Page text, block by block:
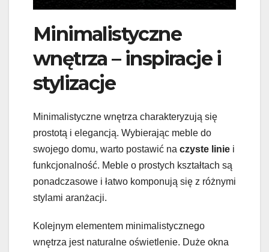
Minimalistyczne
wnętrza – inspiracje i
stylizacje
Minimalistyczne wnętrza charakteryzują się
prostotą i elegancją. Wybierając meble do
swojego domu, warto postawić na czyste linie i
funkcjonalność. Meble o prostych kształtach są
ponadczasowe i łatwo komponują się z różnymi
stylami aranżacji.
Kolejnym elementem minimalistycznego
wnętrza jest naturalne oświetlenie. Duże okna